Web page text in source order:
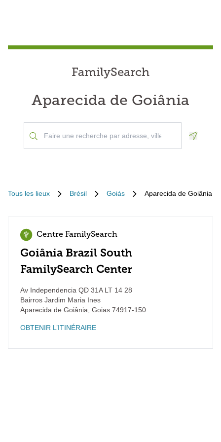
FamilySearch
Aparecida de Goiânia
Tous les lieux Brésil Goiás Aparecida de Goiânia
Centre FamilySearch
Goiânia Brazil South
FamilySearch Center
Av Independencia QD 31A LT 14 28
Bairros Jardim Maria Ines
Aparecida de Goiânia Goias 74917-150
OBTENIR L’ITINÉRAIRE